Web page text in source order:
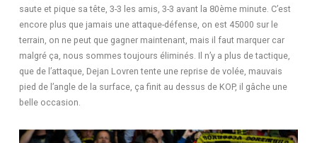
saute et pique sa tête, 3-3 les amis, 3-3 avant la 80ème minute. C’est
encore plus que jamais une attaque-défense, on est 45000 sur le
terrain, on ne peut que gagner maintenant, mais il faut marquer car
malgré ça, nous sommes toujours éliminés. Il n’y a plus de tactique,
que de l’attaque, Dejan Lovren tente une reprise de volée, mauvais
pied de l’angle de la surface, ça finit au dessus de KOP, il gâche une
belle occasion.